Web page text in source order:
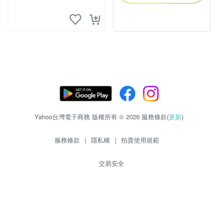
Yahoo台灣電子商務 版權所有 © 2026 服務條款(更新)
服務條款 | 隱私權 | 拍賣使用規範
交易安全